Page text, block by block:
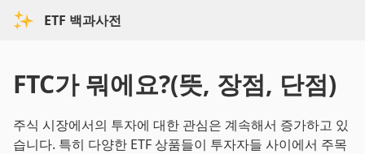
ETF 백과사전
FTC가 뭐에요?(뜻, 장점, 단점)
주식 시장에서의 투자에 대한 관심은 계속해서 증가하고 있
습니다. 특히 다양한 ETF 상품들이 투자자들 사이에서 주목